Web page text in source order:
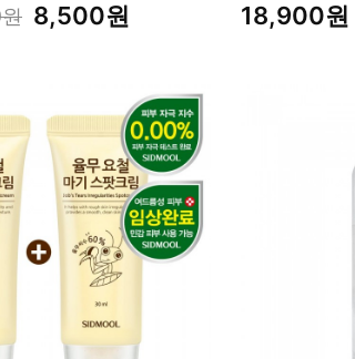
8,500원 18,900원